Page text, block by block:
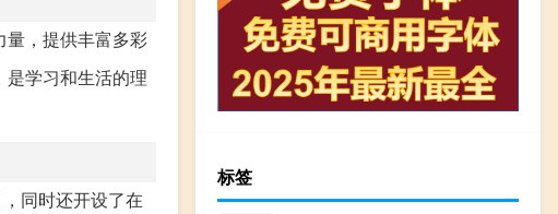
量，提供丰富多彩
学习和生活的理
同时还开设了在
标签